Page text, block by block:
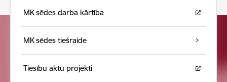
MK sēdes darba kārtība
MK sēdes tiešraide
Tiesību aktu projekti